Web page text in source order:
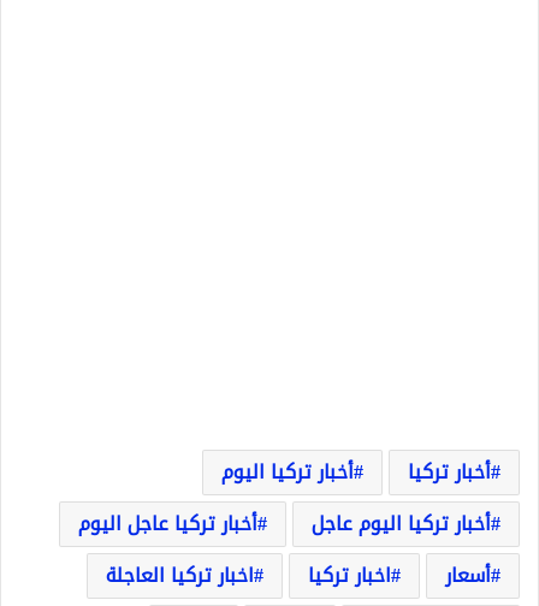
أخبار تركيا
أخبار تركيا اليوم
أخبار تركيا اليوم عاجل
أخبار تركيا عاجل اليوم
أسعار
اخبار تركيا
اخبار تركيا العاجلة